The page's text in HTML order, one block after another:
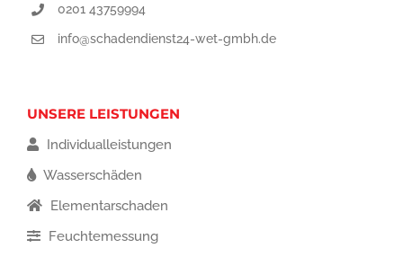
0201 43759994
info@schadendienst24-wet-gmbh.de
UNSERE LEISTUNGEN
Individualleistungen
Wasserschäden
Elementarschaden
Feuchtemessung